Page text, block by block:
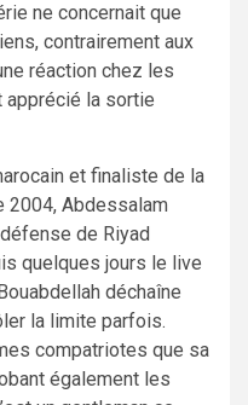
ne concernait que
contrairement aux
réaction chez les
apprécié la sortie
et finaliste de la
2004, Abdessalam
de Riyad
quelques jours le live
déchaîne
la limite parfois.
compatriotes que sa
également les